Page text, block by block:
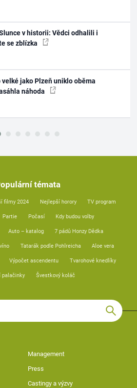
v historii: Vědci odhalili i
se zblízka
jako Plzeň uniklo oběma
náhoda
témata
filmy 2024 Nejlepší horory TV program
Partie Počasí Kdy budou volby
Auto – katalog 7 pádů Honzy Dědka
Tatarák podle Pohlreicha Aloe vera
Výpočet ascendentu Tvarohové knedlíky
palačinky Švestkový koláč
Management
Press
Castingy a výzvy